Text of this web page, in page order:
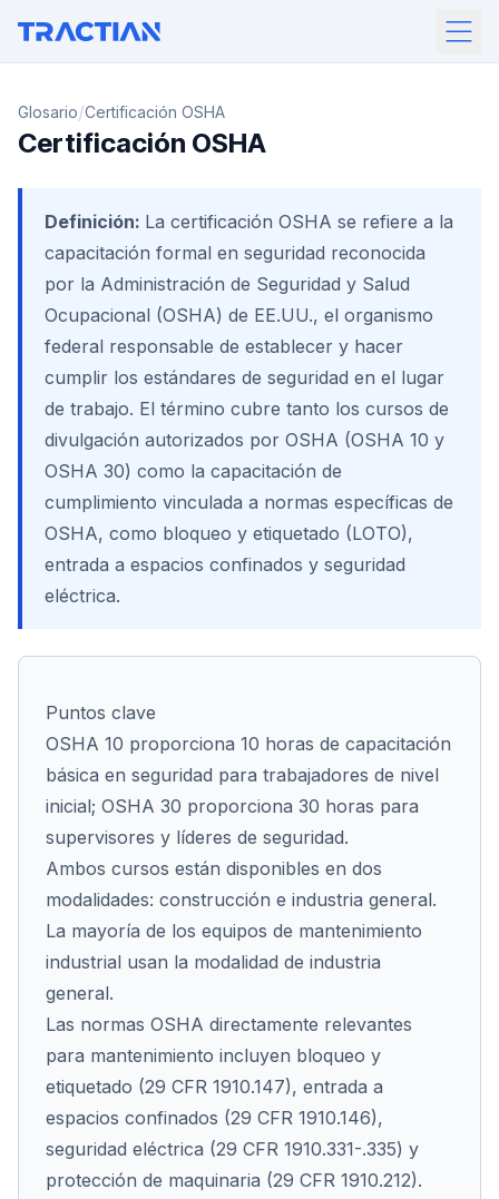
Glosario/Certificación OSHA
Certificación OSHA
Definición: La certificación OSHA se refiere a la
capacitación formal en seguridad reconocida
por la Administración de Seguridad y Salud
Ocupacional (OSHA) de EE.UU., el organismo
federal responsable de establecer y hacer
cumplir los estándares de seguridad en el lugar
de trabajo. El término cubre tanto los cursos de
divulgación autorizados por OSHA (OSHA 10 y
OSHA 30) como la capacitación de
cumplimiento vinculada a normas específicas de
OSHA, como bloqueo y etiquetado (LOTO),
entrada a espacios confinados y seguridad
eléctrica.
Puntos clave
OSHA 10 proporciona 10 horas de capacitación
básica en seguridad para trabajadores de nivel
inicial; OSHA 30 proporciona 30 horas para
supervisores y líderes de seguridad.
Ambos cursos están disponibles en dos
modalidades: construcción e industria general.
La mayoría de los equipos de mantenimiento
industrial usan la modalidad de industria
general.
Las normas OSHA directamente relevantes
para mantenimiento incluyen bloqueo y
etiquetado (29 CFR 1910.147), entrada a
espacios confinados (29 CFR 1910.146),
seguridad eléctrica (29 CFR 1910.331-.335) y
protección de maquinaria (29 CFR 1910.212).